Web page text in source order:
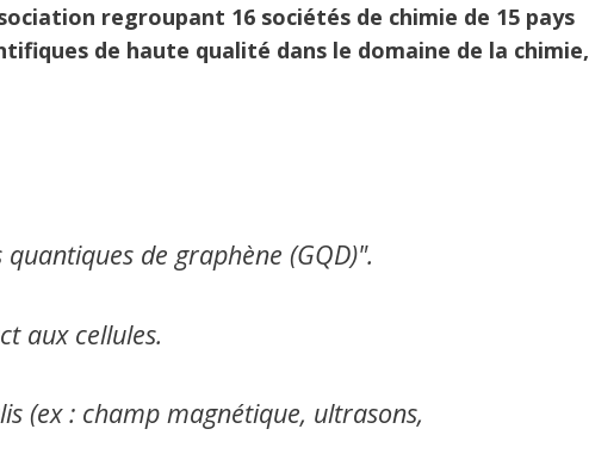
regroupant 16 sociétés de chimie de 15 pays
de haute qualité dans le domaine de la chimie,
de graphène (GQD)".
aux cellules.
(ex : champ magnétique, ultrasons,